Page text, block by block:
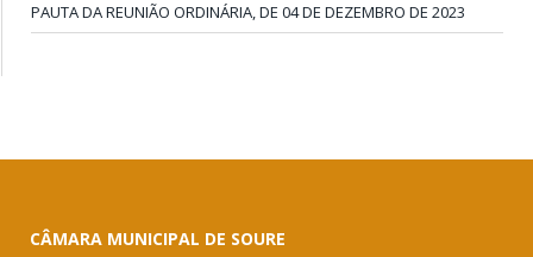
PAUTA DA REUNIÃO ORDINÁRIA, DE 04 DE DEZEMBRO DE 2023
CÂMARA MUNICIPAL DE SOURE